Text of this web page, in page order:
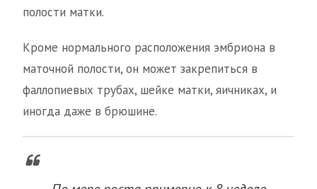
полости матки.
Кроме нормального расположения эмбриона в
маточной полости, он может закрепиться в
фаллопиевых трубах, шейке матки, яичниках, и
иногда даже в брюшине.